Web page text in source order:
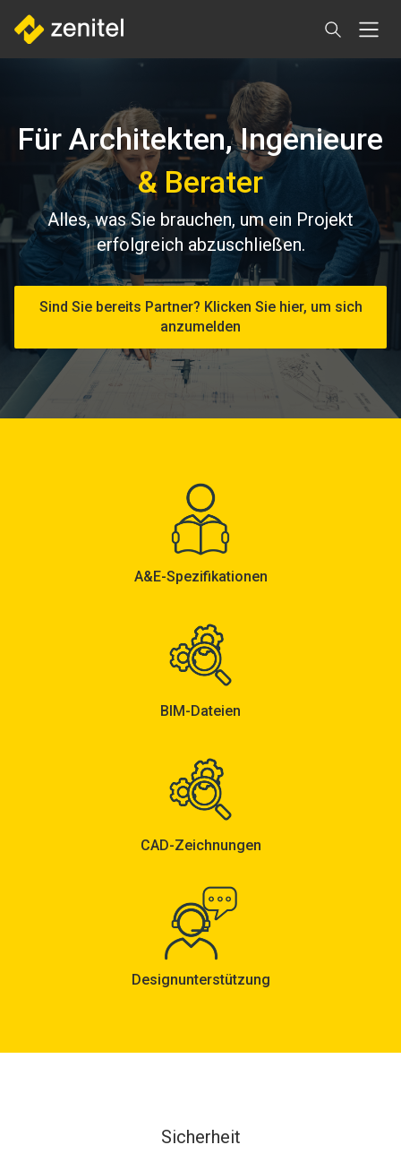
zum
Inhalt
Für Architekten, Ingenieure
& Berater
Alles, was Sie brauchen, um ein Projekt
erfolgreich abzuschließen.
Sind Sie bereits Partner? Klicken Sie hier, um sich
anzumelden
A&E-Spezifikationen
BIM-Dateien
CAD-Zeichnungen
Designunterstützung
Sicherheit